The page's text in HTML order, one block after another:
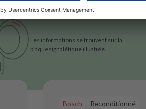
Les informations se trouvent sur la
plaque signalétique illustrée.
Bosch Reconditionné